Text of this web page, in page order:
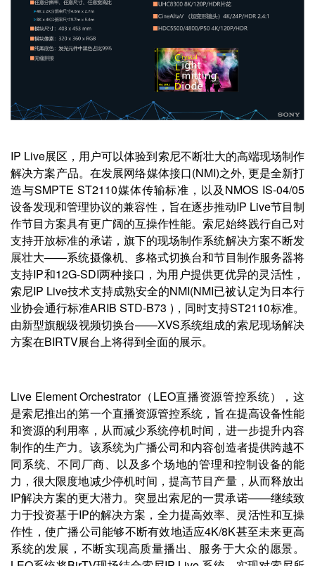
IP Live展区，用户可以体验到索尼不断壮大的高端现场制作
解决方案产品。在发展网络媒体接口(NMI)之外, 更是全新打
造与SMPTE ST2110媒体传输标准，以及NMOS IS-04/05
设备发现和管理协议的兼容性，旨在逐步推动IP Live节目制
作节目方案具有更广阔的互操作性能。索尼始终践行自己对
支持开放标准的承诺，旗下的现场制作系统解决方案不断发
展壮大——系统摄像机、多格式切换台和节目制作服务器将
支持IP和12G-SDI两种接口，为用户提供更优异的灵活性，
索尼IP Live技术支持成熟安全的NMI(NMI已被认定为日本行
业协会通行标准ARIB STD-B73 )，同时支持ST2110标准。
由新型旗舰级视频切换台——XVS系统组成的索尼现场解决
方案在BIRTV展台上将得到全面的展示。
Live Element Orchestrator（LEO直播资源管控系统），这
是索尼推出的第一个直播资源管控系统，旨在提高设备性能
和资源的利用率，从而减少系统停机时间，进一步提升内容
制作的生产力。该系统为广播公司和内容创造者提供跨越不
同系统、不同厂商、以及多个场地的管理和控制设备的能
力，很大限度地减少停机时间，提高节目产量，从而释放出
IP解决方案的更大潜力。突显出索尼的一贯承诺——继续致
力于投资基于IP的解决方案，全力提高效率、灵活性和互操
作性，使广播公司能够不断有效地适应4K/8K甚至未来更高
系统的发展，不断实现高质量播出、服务于大众的愿景。